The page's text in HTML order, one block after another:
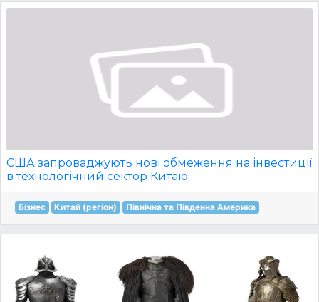
США запроваджують нові обмеження на інвестиції
в технологічний сектор Китаю.
Бізнес Китай (регіон) Північна та Південна Америка